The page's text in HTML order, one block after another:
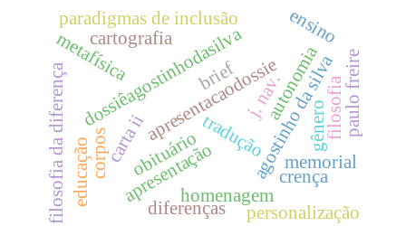
apresentação
dossiêagostinhodasilva
apresentacaodossie
tradução
briefj. nav.
agostinho da silva
carta iiobituário
homenagem
memorial
diferenças
corpos
paradigmas de inclusão
filosofia
metafísica paulo freire
educação
personalização
crença
cartografia
filosofia da diferença gênero
autonomia
ensino